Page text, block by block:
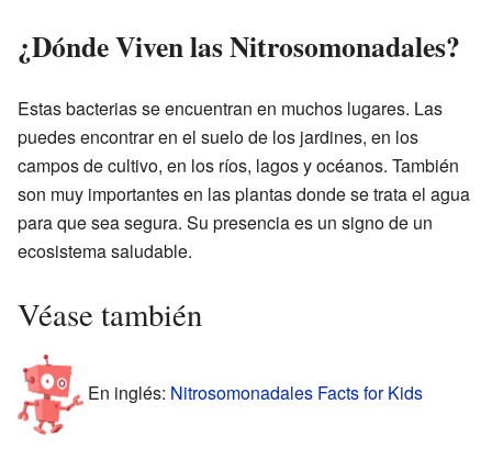
¿Dónde Viven las Nitrosomonadales?
Estas bacterias se encuentran en muchos lugares. Las
puedes encontrar en el suelo de los jardines, en los
campos de cultivo, en los ríos, lagos y océanos. También
son muy importantes en las plantas donde se trata el agua
para que sea segura. Su presencia es un signo de un
ecosistema saludable.
Véase también
En inglés: Nitrosomonadales Facts for Kids